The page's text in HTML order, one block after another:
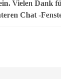
Vielen Dank
Chat -